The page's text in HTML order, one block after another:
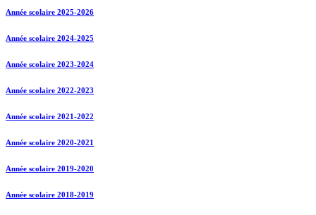
Année scolaire 2025-2026
Année scolaire 2024-2025
Année scolaire 2023-2024
Année scolaire 2022-2023
Année scolaire 2021-2022
Année scolaire 2020-2021
Année scolaire 2019-2020
Année scolaire 2018-2019